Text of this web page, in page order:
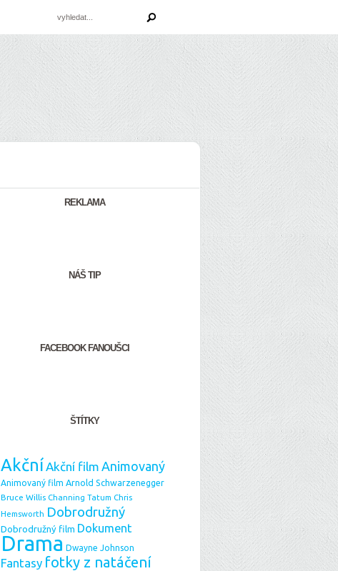
REKLAMA
NÁŠ TIP
FACEBOOK FANOUŠCI
ŠTÍTKY
AkčníAkční film Animovaný
Animovaný film Arnold Schwarzenegger
Bruce Willis Channing Tatum Chris
Hemsworth Dobrodružný
Dobrodružný film Dokument
Drama Dwayne Johnson
Fantasy fotky z natáčení